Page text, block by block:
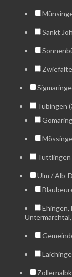
Sankt
Tübingen
Tuttlingen
Ulm / Alb-
Ehingen,